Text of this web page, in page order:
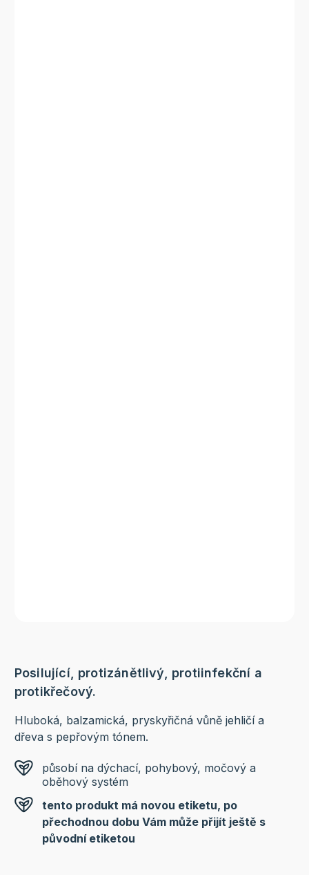
Posilující, protizánětlivý, protiinfekční a
protikřečový.
Hluboká, balzamická, pryskyřičná vůně jehličí a
dřeva s pepřovým tónem.
působí na dýchací, pohybový, močový a
oběhový systém
tento produkt má novou etiketu, po
přechodnou dobu Vám může přijít ještě s
původní etiketou